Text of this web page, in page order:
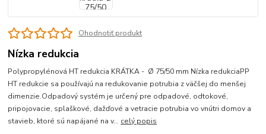
Ohodnotiť produkt
Nízka redukcia
Polypropylénová HT redukcia KRÁTKA - Ø 75/50 mm Nízka redukciaPP
HT redukcie sa používajú na redukovanie potrubia z väčšej do menšej
dimenzie.Odpadový systém je určený pre odpadové, odtokové,
pripojovacie, splaškové, dažďové a vetracie potrubia vo vnútri domov a
stavieb, ktoré sú napájané na v... celý popis